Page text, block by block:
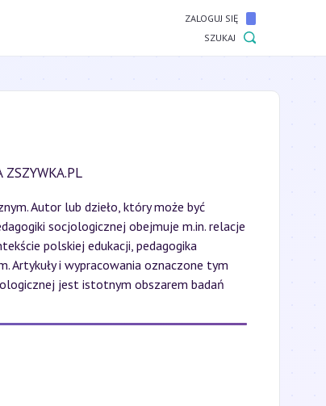
ZALOGUJ SIĘ
SZUKAJ
ZSZYWKA.PL
Autor lub dzieło, który może być
socjologicznej obejmuje m.in. relacje
polskiej edukacji, pedagogika
Artykuły i wypracowania oznaczone tym
jest istotnym obszarem badań